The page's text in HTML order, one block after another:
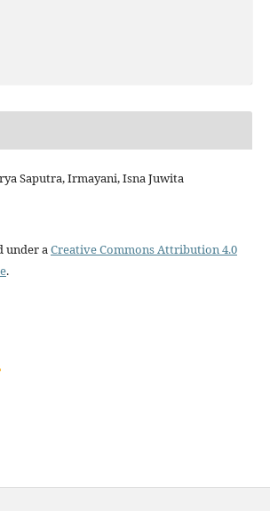
Saputra, Irmayani, Isna Juwita
under aCreative Commons Attribution 4.0
.